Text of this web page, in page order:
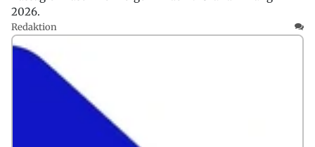
2026.
Redaktion